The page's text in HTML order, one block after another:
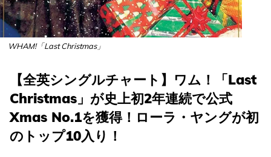
WHAM!「Last Christmas」
【全英シングルチャート】ワム！「Last
Christmas」が史上初2年連続で公式
Xmas No.1を獲得！ローラ・ヤングが初
のトップ10入り！